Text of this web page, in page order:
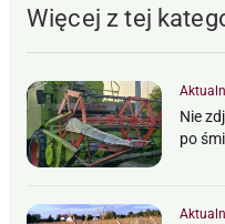
Więcej z tej
Nie
po